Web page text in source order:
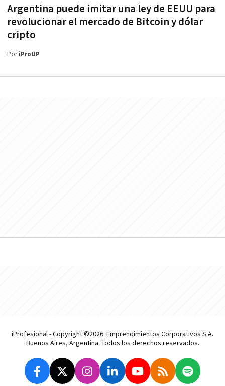
Argentina puede imitar una ley de EEUU para
revolucionar el mercado de Bitcoin y dólar
cripto
PoriProUP
iProfesional - Copyright ©2026. Emprendimientos Corporativos S.A.
Buenos Aires, Argentina. Todos los derechos reservados.